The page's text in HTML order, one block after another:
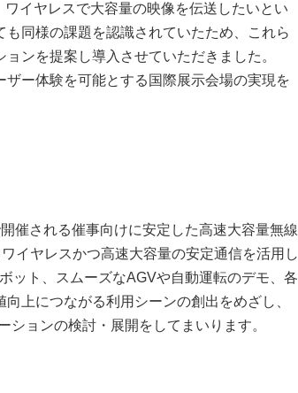
イヤレスで大容量の映像を伝送したいとい
同様の課題を認識されていたため、これら
ンを提案し導入させていただきました。
ー体験を可能とする国際展示会場の実現を
催される催事向けに安定した高速大容量無線
イヤレスかつ高速大容量の安定通信を活用し
ット、スムーズなAGVや自動運転のデモ、各
上につながる利用シーンの創出をめざし、
ョンの検討・展開をしてまいります。